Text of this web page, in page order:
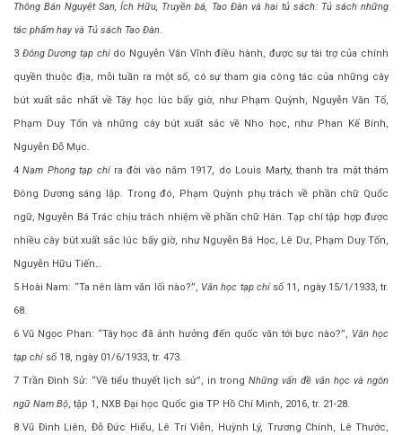
Thông Bán Nguyệt San, Ích Hữu, Truyền bá, Tao Đàn và hai tủ sách: Tủ sách những
tác phẩm hay và Tủ sách Tao Đàn.
3 Đông Dương tạp chído Nguyễn Văn Vĩnh điều hành, được sự tài trợ của chính
quyền thuộc địa, mỗi tuần ra một số, có sự tham gia công tác của những cây
bút xuất sắc nhất về Tây học lúc bấy giờ, như Phạm Quỳnh, Nguyễn Văn Tố,
Phạm Duy Tốn và những cây bút xuất sắc về Nho học, như Phan Kế Bính,
Nguyễn Đỗ Mục.
4Nam Phong tạp chíra đời vào năm 1917, do Louis Marty, thanh tra mật thám
Đông Dương sáng lập. Trong đó, Phạm Quỳnh phụ trách về phần chữ Quốc
ngữ, Nguyễn Bá Trác chịu trách nhiệm về phần chữ Hán. Tạp chí tập hợp được
nhiều cây bút xuất sắc lúc bấy giờ, như Nguyễn Bá Học, Lê Dư, Phạm Duy Tốn,
Nguyễn Hữu Tiến…
5 Hoài Nam: “Ta nên làm văn lối nào?”, Văn học tạp chísố 11, ngày 15/1/1933, tr.
68.
6 Vũ Ngọc Phan: “Tây học đã ảnh hưởng đến quốc văn tới bực nào?”, Văn học
tạp chísố 18, ngày 01/6/1933, tr. 473.
7 Trần Đình Sử: “Về tiểu thuyết lịch sử”, in trong Những vấn đề văn học và ngôn
ngữ Nam Bộ, tập 1, NXB Đại học Quốc gia TP Hồ Chí Minh, 2016, tr. 21-28.
8 Vũ Đình Liên, Đỗ Đức Hiểu, Lê Trí Viễn, Huỳnh Lý, Trương Chính, Lê Thước,